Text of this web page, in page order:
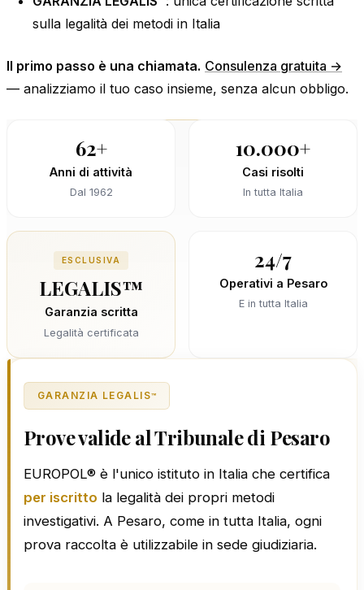
sulla legalità dei metodi in Italia
Il primo passo è una chiamata. Consulenza gratuita →
— analizziamo il tuo caso insieme, senza alcun obbligo.
62+
Anni di attività
Dal 1962
10.000+
Casi risolti
In tutta Italia
ESCLUSIVA
LEGALIS™
Garanzia scritta
Legalità certificata
24/7
Operativi a Pesaro
E in tutta Italia
GARANZIA LEGALIS™
Prove valide al Tribunale di Pesaro
EUROPOL® è l'unico istituto in Italia che certifica
per iscritto la legalità dei propri metodi
investigativi. A Pesaro, come in tutta Italia, ogni
prova raccolta è utilizzabile in sede giudiziaria.